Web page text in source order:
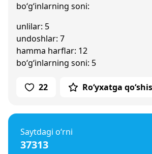
bo‘g‘inlarning soni:
unlilar: 5
undoshlar: 7
hamma harflar: 12
bo‘g‘inlarning soni: 5
22 Ro‘yxatga
Saytdagi o‘rni
37313